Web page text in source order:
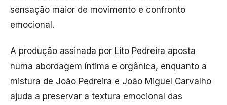
sensação maior de movimento e confronto
emocional.
A produção assinada por Lito Pedreira aposta
numa abordagem íntima e orgânica, enquanto a
mistura de João Pedreira e João Miguel Carvalho
ajuda a preservar a textura emocional das